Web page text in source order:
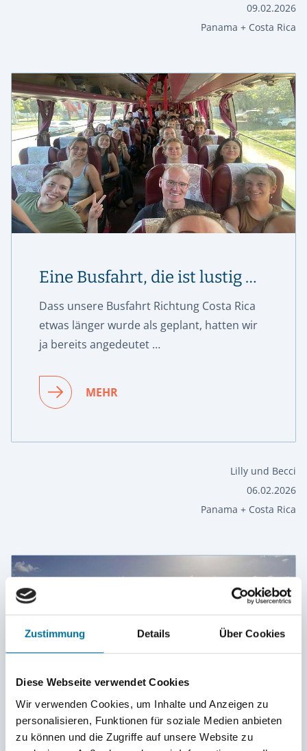
Zustimmung Details Über Cookies
Diese Webseite verwendet Cookies
Wir verwenden Cookies, um Inhalte und Anzeigen zu
personalisieren, Funktionen für soziale Medien anbieten
zu können und die Zugriffe auf unsere Website zu
09.02.2026
Panama + Costa Rica
Eine Busfahrt, die ist lustig …
Dass unsere Busfahrt Richtung Costa Rica
etwas länger wurde als geplant, hatten wir
ja bereits angedeutet …
MEHR
Lilly und Becci
06.02.2026
Panama + Costa Rica